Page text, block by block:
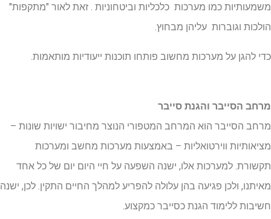
משמעותיות כמו מערכות כלכליות וביטחוניות . זאת לאור "מתקפות"
הולכות וגוברות עליהן מבחוץ.
כדי להגן על מערכות מחשוב פותחו תוכנות ייעודיות מותאמות.
מרחב הסייבר והגנת סייבר
מרחב הסייבר הוא המרחב המטפורי הנוצר מחיבור ישויות שונות –
מציאותיות ווירטואליות – באמצעות מערכות מחשב ומערכות
תקשורת. למערכות אלו, ישנה השפעה על חיי היום יום של כל אחד
מאיתנו, ולכן פגיעה בהן עלולה להפריע למהלך החיים התקין. לכן, ישנה
חשיבות ללימוד הגנת כסייבר כמקצוע.